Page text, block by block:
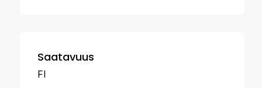
Saatavuus
FI